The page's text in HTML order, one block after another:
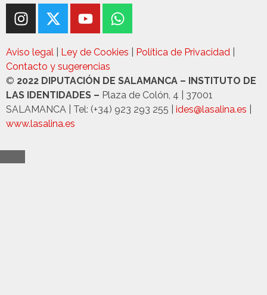
Aviso legal Ley de Cookies Política de Privacidad
Contacto y sugerencias
© 2022 DIPUTACIÓN DE SALAMANCA – INSTITUTO DE
LAS IDENTIDADES – Plaza de Colón, 4 | 37001
SALAMANCA | Tel: (+34) 923 293 255 | ides@lasalina.es
www.lasalina.es